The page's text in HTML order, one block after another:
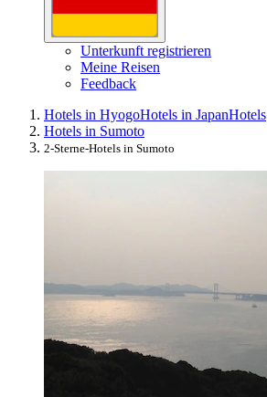
Unterkunft registrieren
Meine Reisen
Feedback
Hotels in HyogoHotels in JapanHotels
Hotels in Sumoto
2-Sterne-Hotels in Sumoto